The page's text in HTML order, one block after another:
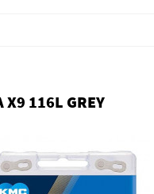
X9 116L GREY